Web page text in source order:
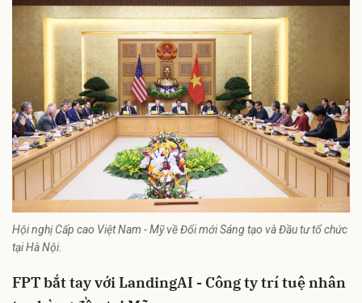
Hội nghị Cấp cao Việt Nam - Mỹ về Đổi mới Sáng tạo và Đầu tư tổ chức
tại Hà Nội.
FPT bắt tay với LandingAI - Công ty trí tuệ nhân